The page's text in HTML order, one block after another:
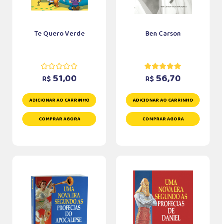
Te Quero Verde
R$ 51,00
ADICIONAR AO CARRINHO
COMPRAR AGORA
Ben Carson
R$ 56,70
ADICIONAR AO CARRINHO
COMPRAR AGORA